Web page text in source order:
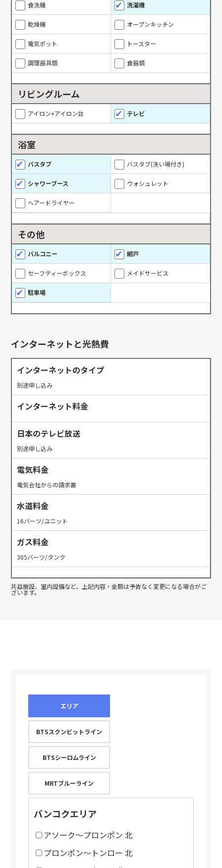
食洗機 洗濯機
乾燥機 オープンキッチン
電気ポット トースター
調理器具類 食器類
リビングルーム
アイロン+アイロン台 テレビ
浴室
バスタブ バスタブ(洗い場付き)
シャワーブース ウォシュレット
ヘアードライヤー
その他
バルコニー 網戸
セーフティーボックス メイドサービス
駐車場
インターネットと光熱費
インターネットのタイプ
別途申し込み
インターネット料金
日本のテレビ放送
別途申し込み
電気料金
電気会社からの請求書
水道料金
16バーツ/ユニット
ガス料金
305バーツ/タンク
共益施設、室内設備など、上記内容・金額は予告なく変更になる場合がご
ざいます。
エリア
BTSスクンビットライン
BTSシーロムライン
MRTブルーライン
バンコクエリア
アソーク～プロンポン 北
プロンポン～トンロー 北